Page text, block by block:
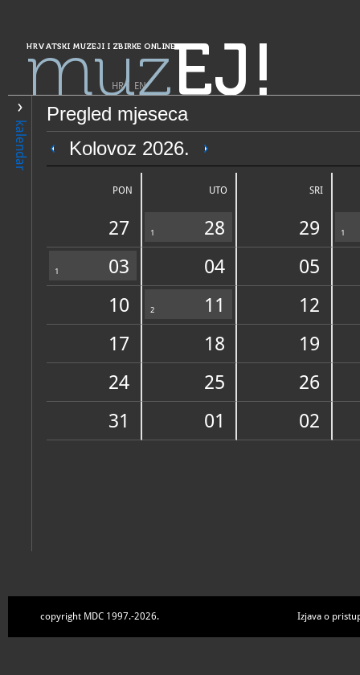
HRVATSKI MUZEJI I ZBIRKE ONLINE
muzEJ!
HR| EN
kalendar
Pregled mjeseca
Kolovoz 2026.
PON UTO SRI
27 1 28 29 1
1 03 04
05
10
2 11
12
17
18
19
24
25
26
31
01 02
PRETRAŽIVANJE
Grad Zagreb
Etnografski muzej Zagreb
OPĆI PODACI
Zbirke
copyright MDC 1997.-2026. Izjava o